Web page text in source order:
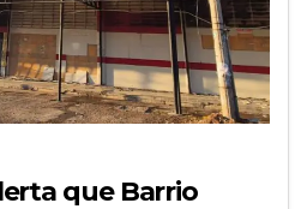
que Barrio